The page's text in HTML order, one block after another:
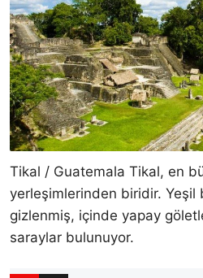
Tikal / Guatemala Tikal, en
yerleşimlerinden biridir. Yeşil
gizlenmiş, içinde yapay
saraylar bulunuyor.